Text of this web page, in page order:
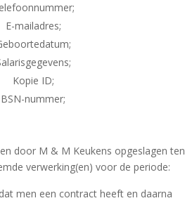
E-mailadres;
Kopie ID;
BSN-nummer;
door M & M Keukens opgeslagen ten
verwerking(en) voor de periode:
men een contract heeft en daarna